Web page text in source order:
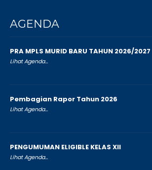
AGENDA
PRA MPLS MURID BARU TAHUN 2026/2027
Lihat Agenda...
Pembagian Rapor Tahun 2026
Lihat Agenda...
PENGUMUMAN ELIGIBLE KELAS XII
Lihat Agenda...